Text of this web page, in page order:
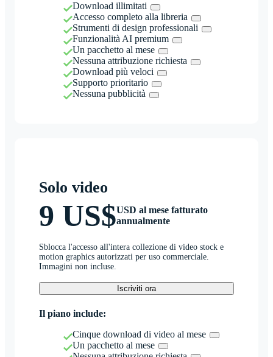
Download illimitati
Accesso completo alla libreria
Strumenti di design professionali
Funzionalità AI premium
Un pacchetto al mese
Nessuna attribuzione richiesta
Download più veloci
Supporto prioritario
Nessuna pubblicità
Solo video
9 US$USD al mese fatturato
annualmente
Sblocca l'accesso all'intera collezione di video stock e
motion graphics autorizzati per uso commerciale.
Immagini non incluse.
Iscriviti ora
Il piano include:
Cinque download di video al mese
Un pacchetto al mese